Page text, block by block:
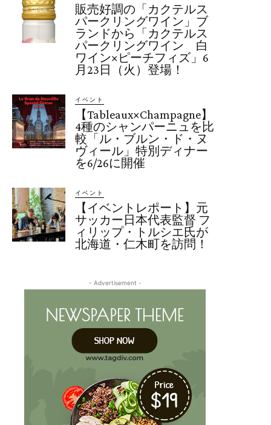
販売好調の「カクテルス
パークリングワイン」ブ
ランドから「カクテルス
パークリングワイン 白
ワイン×ピーチフィズ」6
月23日（火）登場！
イベント
【Tableaux×Champagne】
4種のシャンパーニュを比
較「ル・ブルン・ド・ヌ
ヴィール」特別ディナー
を6/26に開催
イベント
【イベントレポート】元
サッカー日本代表監督 フ
ィリップ・トルシエ氏が
北海道・仁木町を訪問！
- Advertisement -